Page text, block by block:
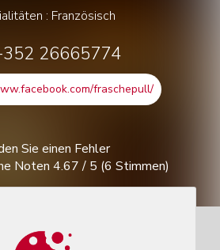
: Französisch
26665774
fraschepull/
Sie einen Fehler
Noten 4.67/ 5 (6 Stimmen)